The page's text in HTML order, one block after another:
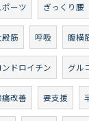
ポーツ ぎっくり腰
筋 呼吸 腹横
ンドロイチン グル
痛改善 要支援